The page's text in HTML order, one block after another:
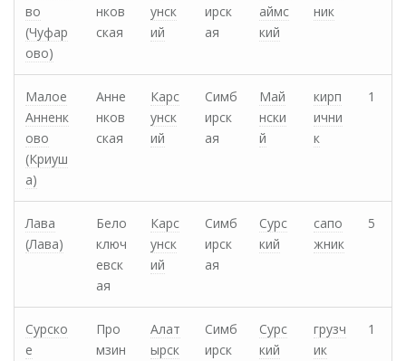
во
(Чуфар
ово)
нков
ская
унск
ий
ирск
ая
аймс
кий
ник
Малое
Анненк
ово
(Криуш
а)
Анне
нков
ская
Карс
унск
ий
Симб
ирск
ая
Май
нски
й
кирп
ични
к
1
Лава
(Лава)
Бело
ключ
евск
ая
Карс
унск
ий
Симб
ирск
ая
Сурс
кий
сапо
жник
5
Сурско
е
Про
мзин
Алат
ырск
Симб
ирск
Сурс
кий
грузч
ик
1